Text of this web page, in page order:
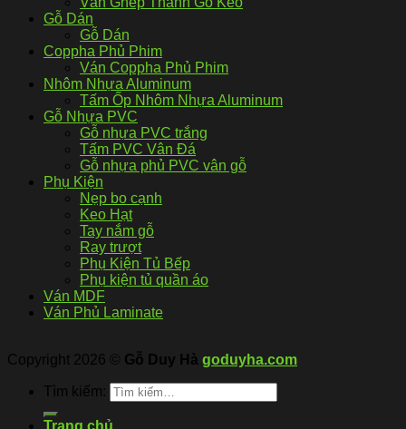
Gỗ Dán
Gỗ Dán
Coppha Phủ Phim
Ván Coppha Phủ Phim
Nhôm Nhựa Aluminum
Tấm Ốp Nhôm Nhựa Aluminum
Gỗ Nhựa PVC
Gỗ nhựa PVC trắng
Tấm PVC Vân Đá
Gỗ nhựa phủ PVC vân gỗ
Phụ Kiện
Nẹp bo cạnh
Keo Hạt
Tay nắm gỗ
Ray trượt
Phụ Kiện Tủ Bếp
Phụ kiện tủ quần áo
Ván MDF
Ván Phủ Laminate
Copyright 2026 © Gỗ Duy Hà goduyha.com
Tìm kiếm:
Trang chủ